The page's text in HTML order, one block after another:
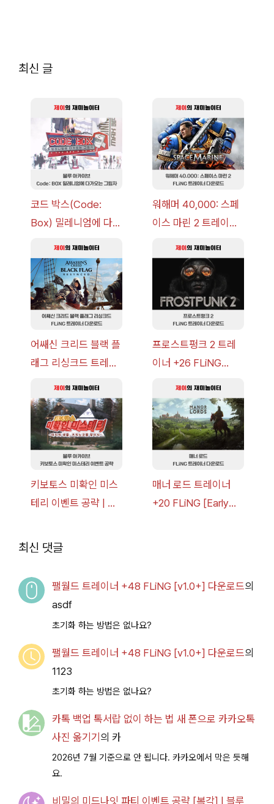
최신 글
코드 박스(Code:
Box) 밀레니엄에 다가
략 [복각] | 블루 아카
이브
워해머 40,000: 스페
이스 마린 2 트레이너
v14.0+] 다운로드
어쌔신 크리드 블랙 플
래그 리싱크드 트레이
v1.0+] 다운로드
프로스트펑크 2 트레
이너 +26 FLiNG
드
키보토스 미확인 미스
테리 이벤트 공략 | 블
매너 로드 트레이너
+20 FLiNG [Early
최신 댓글
팰월드 트레이너 +48 FLiNG [v1.0+] 다운로드의
asdf
초기화 하는 방법은 없나요?
팰월드 트레이너 +48 FLiNG [v1.0+] 다운로드의
1123
초기화 하는 방법은 없나요?
카톡 백업 톡서랍 없이 하는 법 새 폰으로 카카오톡
사진 옮기기 의 카
2026년 7월 기준으로 안 됩니다. 카카오에서 막은 듯해
요.
비밀의 미드나잇 파티 이벤트 공략 [복각] | 블루